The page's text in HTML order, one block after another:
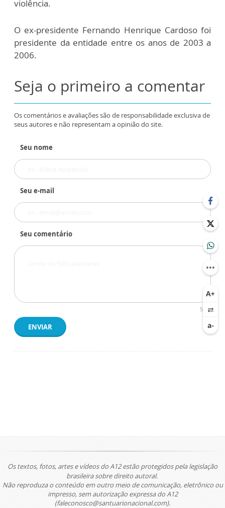
violência.
O ex-presidente Fernando Henrique Cardoso foi
presidente da entidade entre os anos de 2003 a
2006.
Seja o primeiro a comentar
Os comentários e avaliações são de responsabilidade exclusiva de
seus autores e não representam a opinião do site.
Seu nome
Seu e-mail
Seu comentário
500
ENVIAR
Os textos, fotos, artes e vídeos do A12 estão protegidos pela legislação
brasileira sobre direito autoral.
Não reproduza o conteúdo em outro meio de comunicação, eletrônico ou
impresso, sem autorização expressa do A12
(faleconosco@santuarionacional.com).